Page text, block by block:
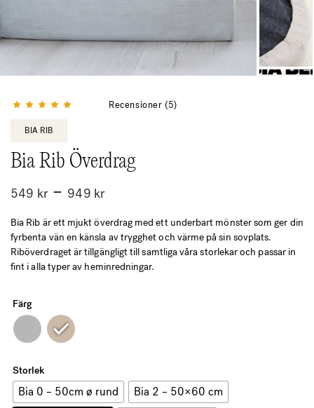
Recensioner (5)
BIA RIB
Bia Rib Överdrag
549 kr – 949 krPrisintervall:
till
949 kr
Bia Rib är ett mjukt överdrag med ett underbart mönster som ger din
fyrbenta vän en känsla av trygghet och värme på sin sovplats.
Riböverdraget är tillgängligt till samtliga våra storlekar och passar in
fint i alla typer av heminredningar.
Färg
Storlek
Bia 0 – 50cm ø rund
Bia 2 – 50×60 cm